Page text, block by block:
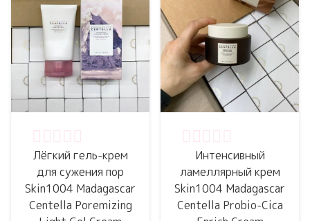
Лёгкий гель-крем
для сужения пор
Skin1004 Madagascar
Centella Poremizing
Интенсивный
ламеллярный крем
Skin1004 Madagascar
Centella Probio-Cica